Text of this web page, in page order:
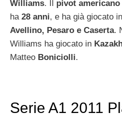
Williams. Il pivot americano
ha 28 anni, e ha già giocato
Avellino, Pesaro e Caserta.
Williams ha giocato in
Matteo Boniciolli.
Serie A1 2011